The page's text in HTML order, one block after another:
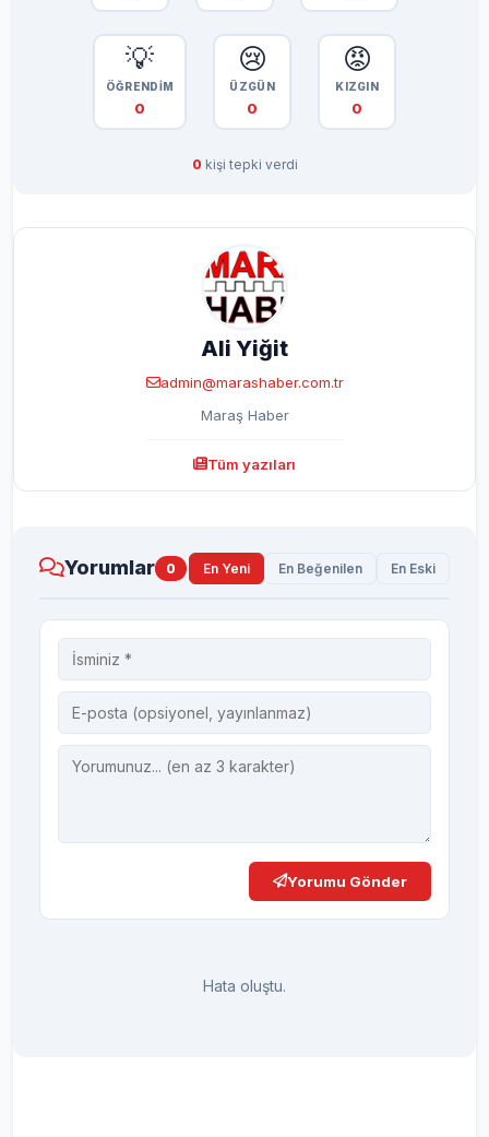
💡
ÖĞRENDİM
0
😢
ÜZGÜN
0
😡
KIZGIN
0
0 kişi tepki verdi
Ali Yiğit
admin@marashaber.com.tr
Maraş Haber
Tüm yazıları
Yorumlar 0 En Yeni En Beğenilen En Eski
Yorumu Gönder
Hata oluştu.